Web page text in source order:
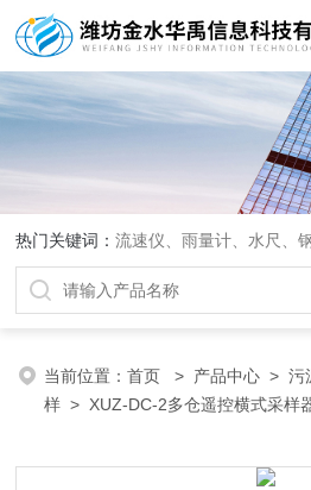
热门关键词：流速仪、雨量计、水尺、
当前位置：首页 > 产品中心 >污
样 > XUZ-DC-2多仓遥控横式采样